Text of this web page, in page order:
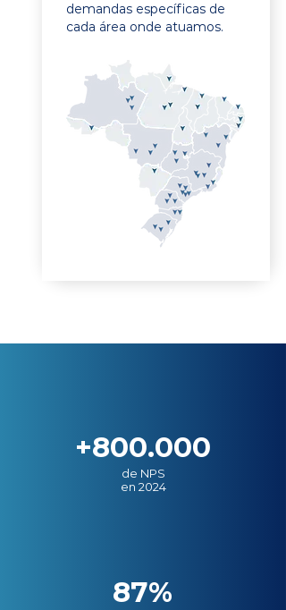
demandas específicas de
cada área onde atuamos.
+800.000
de NPS
en 2024
87%